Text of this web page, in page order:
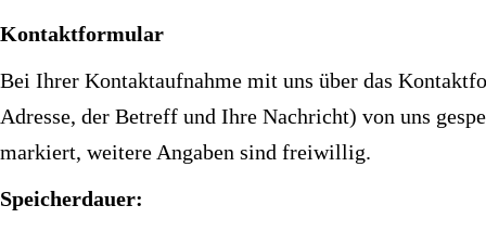
Kontaktformular
Bei Ihrer Kontaktaufnahme mit uns über das
Adresse, der Betreff und Ihre Nachricht) von uns
markiert, weitere Angaben sind freiwillig.
Speicherdauer: